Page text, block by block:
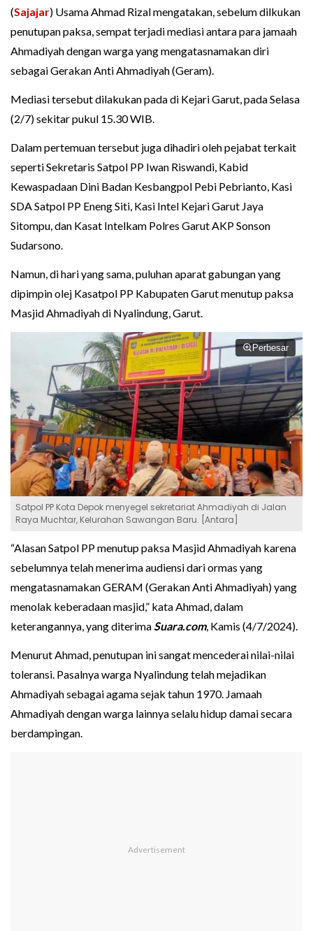
(Sajajar) Usama Ahmad Rizal mengatakan, sebelum dilkukan
penutupan paksa, sempat terjadi mediasi antara para jamaah
Ahmadiyah dengan warga yang mengatasnamakan diri
sebagai Gerakan Anti Ahmadiyah (Geram).
Mediasi tersebut dilakukan pada di Kejari Garut, pada Selasa
(2/7) sekitar pukul 15.30 WIB.
Dalam pertemuan tersebut juga dihadiri oleh pejabat terkait
seperti Sekretaris Satpol PP Iwan Riswandi, Kabid
Kewaspadaan Dini Badan Kesbangpol Pebi Pebrianto, Kasi
SDA Satpol PP Eneng Siti, Kasi Intel Kejari Garut Jaya
Sitompu, dan Kasat Intelkam Polres Garut AKP Sonson
Sudarsono.
Namun, di hari yang sama, puluhan aparat gabungan yang
dipimpin olej Kasatpol PP Kabupaten Garut menutup paksa
Masjid Ahmadiyah di Nyalindung, Garut.
Perbesar
Satpol PP Kota Depok menyegel sekretariat Ahmadiyah di Jalan
Raya Muchtar, Kelurahan Sawangan Baru. [Antara]
“Alasan Satpol PP menutup paksa Masjid Ahmadiyah karena
sebelumnya telah menerima audiensi dari ormas yang
mengatasnamakan GERAM (Gerakan Anti Ahmadiyah) yang
menolak keberadaan masjid,” kata Ahmad, dalam
keterangannya, yang diterima Suara.com, Kamis (4/7/2024).
Menurut Ahmad, penutupan ini sangat mencederai nilai-nilai
toleransi. Pasalnya warga Nyalindung telah mejadikan
Ahmadiyah sebagai agama sejak tahun 1970. Jamaah
Ahmadiyah dengan warga lainnya selalu hidup damai secara
berdampingan.